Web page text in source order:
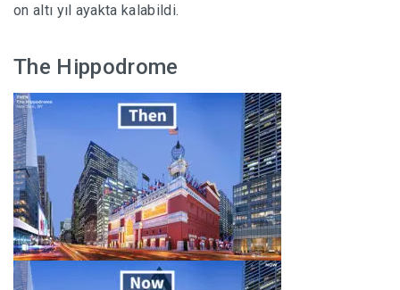
on altı yıl ayakta kalabildi.
The Hippodrome